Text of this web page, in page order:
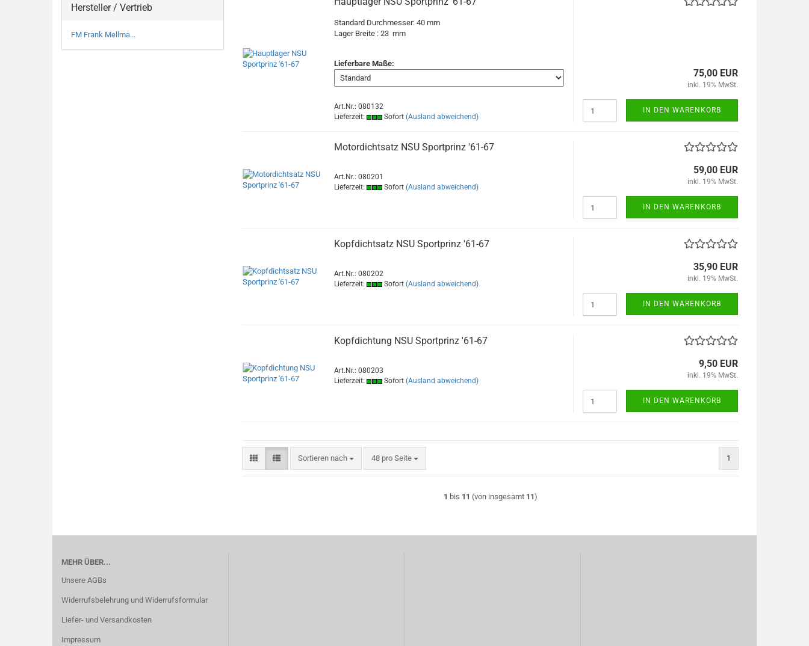
Standard Durchmesser: 40 mm
Lager Breite : 23 mm
Lieferbare Maße:
Art.Nr.: 080132
Lieferzeit:
Sofort (Ausland abweichend)
75,00 EUR
inkl. 19% MwSt.
IN DEN WARENKORB
Motordichtsatz NSU Sportprinz '61-67
Art.Nr.: 080201
Lieferzeit:
Sofort (Ausland abweichend)
59,00 EUR
inkl. 19% MwSt.
IN DEN WARENKORB
Kopfdichtsatz NSU Sportprinz '61-67
Art.Nr.: 080202
Lieferzeit:
Sofort (Ausland abweichend)
35,90 EUR
inkl. 19% MwSt.
IN DEN WARENKORB
Kopfdichtung NSU Sportprinz '61-67
Art.Nr.: 080203
Lieferzeit:
Sofort (Ausland abweichend)
9,50 EUR
inkl. 19% MwSt.
IN DEN WARENKORB
Sortieren nach
Sortieren nach 48 pro Seite
pro Seite 1
1 bis 11 (von insgesamt 11)
Hersteller / Vertrieb
FM Frank Mellma...
MEHR ÜBER...
Unsere AGBs
Widerrufsbelehrung und Widerrufsformular
Liefer- und Versandkosten
Impressum